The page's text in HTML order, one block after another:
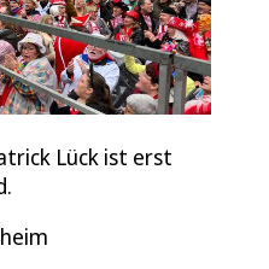
Lück ist erst